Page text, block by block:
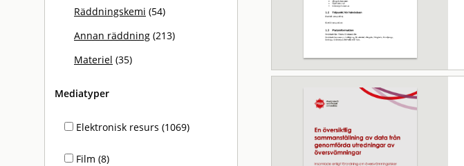
Räddningskemi (54)
Annan räddning (213)
Materiel (35)
Mediatyper
Elektronisk resurs (1069)
Film (8)